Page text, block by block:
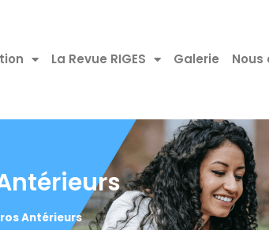
La Revue RIGES Galerie
Antérieurs